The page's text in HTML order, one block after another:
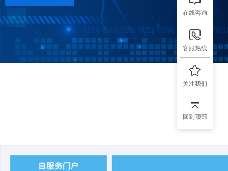
在线咨询
客服热线
关注我们
回到顶部